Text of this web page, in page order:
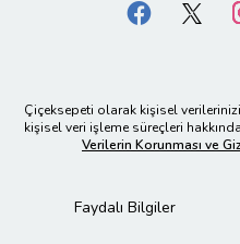
Çiçeksepeti olarak kişisel
kişisel veri işleme süreçleri
Verilerin Korunması ve
Faydalı Bilgiler